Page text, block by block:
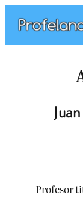
contenido
Profesor